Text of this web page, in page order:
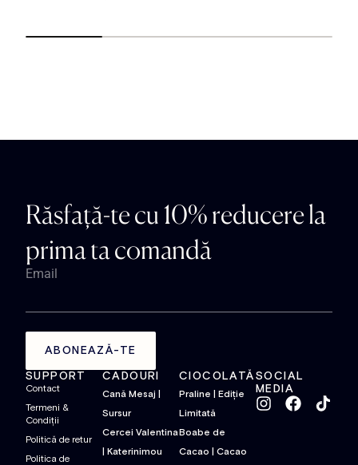
Răsfață-te cu 10% reducere la
prima ta comandă
Email
ABONEAZĂ-TE
SUPPORT
Contact
Termeni &
Condiții
Politică de retur
Politica de
CADOURI
Cană Mesaj |
Sursur
Cercei Valentina
| Katerinimou
CIOCOLATĂ
Praline | Ediție
Limitată
Boabe de
Cacao | Cacao
SOCIAL
MEDIA